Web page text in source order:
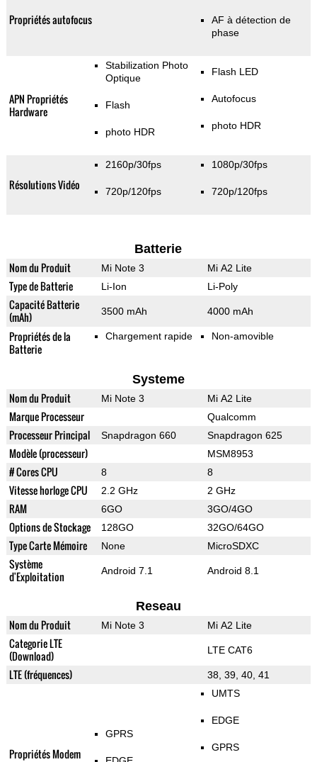
Propriétés autofocus
AF à détection de
phase
APN Propriétés
Hardware
Stabilization Photo
Optique
Flash
photo HDR
Flash LED
Autofocus
photo HDR
Résolutions Vidéo
2160p/30fps
720p/120fps
1080p/30fps
720p/120fps
Batterie
Nom du Produit Mi Note 3 Mi A2 Lite
Type de Batterie Li-Ion Li-Poly
Capacité Batterie
(mAh)
3500 mAh 4000 mAh
Propriétés de la
Batterie
Chargement rapide Non-amovible
Systeme
Nom du Produit Mi Note 3 Mi A2 Lite
Marque Processeur Qualcomm
Processeur Principal Snapdragon 660 Snapdragon 625
Modèle (processeur) MSM8953
# Cores CPU 8 8
Vitesse horloge CPU 2.2 GHz 2 GHz
RAM 6GO 3GO/4GO
Options de Stockage 128GO 32GO/64GO
Type Carte Mémoire None MicroSDXC
Système
d'Exploitation
Android 7.1 Android 8.1
Reseau
Nom du Produit Mi Note 3 Mi A2 Lite
Categorie LTE
(Download)
LTE CAT6
LTE (fréquences) 38, 39, 40, 41
Propriétés Modem
GPRS
UMTS
EDGE
GPRS